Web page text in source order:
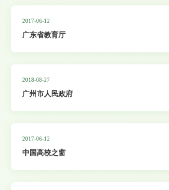
2017-06-12
广东省教育厅
2018-08-27
广州市人民政府
2017-06-12
中国高校之窗